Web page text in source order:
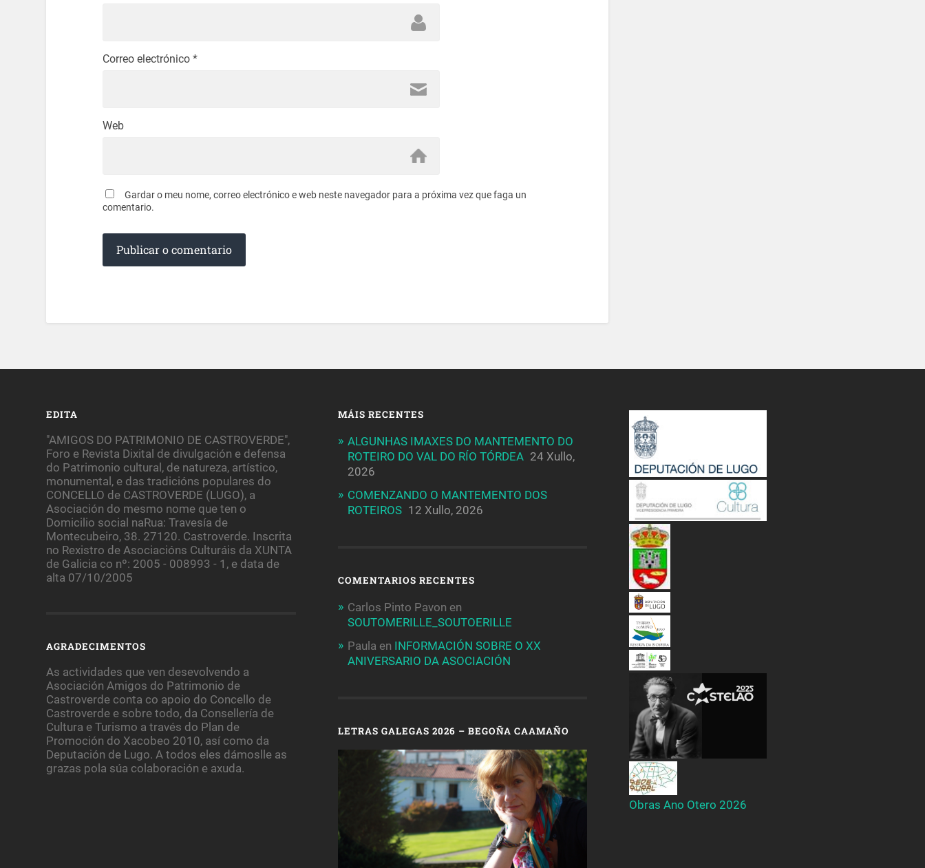
Correo electrónico *
Web
Gardar o meu nome, correo electrónico e web neste navegador para a próxima vez que faga un
comentario.
EDITA
"AMIGOS DO PATRIMONIO DE CASTROVERDE",
Foro e Revista Dixital de divulgación e defensa
do Patrimonio cultural, de natureza, artístico,
monumental, e das tradicións populares do
CONCELLO de CASTROVERDE (LUGO), a
Asociación do mesmo nome que ten o
Domicilio social naRua: Travesía de
Montecubeiro, 38. 27120. Castroverde. Inscrita
no Rexistro de Asociacións Culturáis da XUNTA
de Galicia co nº: 2005 - 008993 - 1, e data de
alta 07/10/2005
AGRADECIMENTOS
As actividades que ven desevolvendo a
Asociación Amigos do Patrimonio de
Castroverde conta co apoio do Concello de
Castroverde e sobre todo, da Consellería de
Cultura e Turismo a través do Plan de
Promoción do Xacobeo 2010, así como da
Deputación de Lugo. A todos eles dámoslle as
grazas pola súa colaboración e axuda.
MÁIS RECENTES
ALGUNHAS IMAXES DO MANTEMENTO DO
ROTEIRO DO VAL DO RÍO TÓRDEA 24 Xullo,
2026
COMENZANDO O MANTEMENTO DOS
ROTEIROS 12 Xullo, 2026
COMENTARIOS RECENTES
Carlos Pinto Pavon en
SOUTOMERILLE_SOUTOERILLE
Paula en INFORMACIÓN SOBRE O XX
ANIVERSARIO DA ASOCIACIÓN
LETRAS GALEGAS 2026 – BEGOÑA CAAMAÑO
Obras Ano Otero 2026